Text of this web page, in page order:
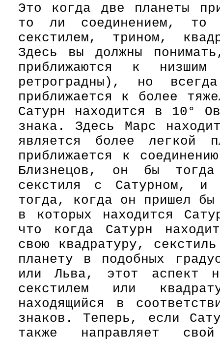
Это когда две планеты
то ли соединением, то
секстилем, трином,
Здесь вы должны
приближаются к
ретроградны), но
приближается к более
Сатурн находится в 10°
знака. Здесь Марс
является более легкой
приближается к
Близнецов, он бы тогда
секстиля с Сатурном, и
тогда, когда он пришел
в которых находится
что когда Сатурн
свою квадратуру,
планету в подобных
или Льва, этот аспект
секстилем или
находящийся в
знаков. Теперь, если
также направляет